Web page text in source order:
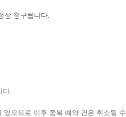
상 청구됩니다.
다.
으므로 이후 중복 예약 건은 취소될 수